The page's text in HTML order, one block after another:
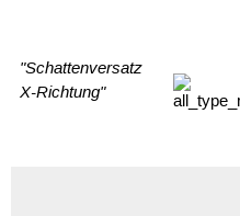
"Schattenversatz
X-Richtung"